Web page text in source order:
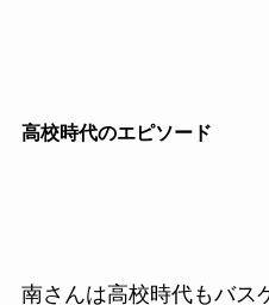
高校時代のエピソード
南さんは高校時代もバス